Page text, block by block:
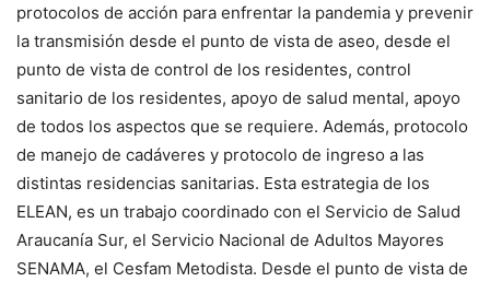
protocolos de acción para enfrentar la pandemia y prevenir
la transmisión desde el punto de vista de aseo, desde el
punto de vista de control de los residentes, control
sanitario de los residentes, apoyo de salud mental, apoyo
de todos los aspectos que se requiere. Además, protocolo
de manejo de cadáveres y protocolo de ingreso a las
distintas residencias sanitarias. Esta estrategia de los
ELEAN, es un trabajo coordinado con el Servicio de Salud
Araucanía Sur, el Servicio Nacional de Adultos Mayores
SENAMA, el Cesfam Metodista. Desde el punto de vista de